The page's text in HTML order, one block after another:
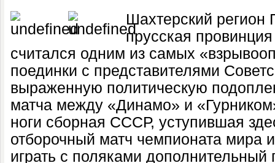
Шахтерский
прусская
считался одним из самых
поединки с представителями
выраженную политическую
матча между «Динамо» и
ноги сборная СССР, уступившая
отборочный матч чемпионата мира
играть с поляками дополнительный